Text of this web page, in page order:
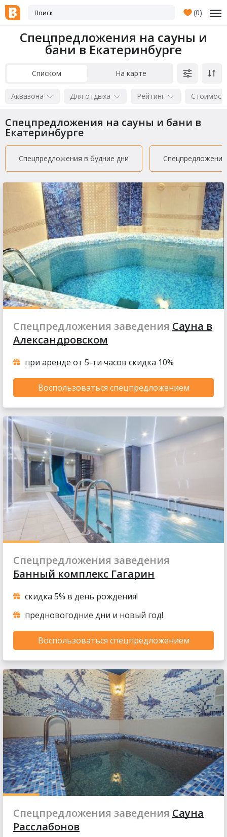
(0)
Спецпредложения на сауны и
бани в Екатеринбурге
Списком На карте
Аквазона Для отдыха Рейтинг
Спецпредложения на сауны и бани в
Екатеринбурге
Спецпредложения в будние дни
Спецпредложения заведения Сауна в
Александровском
при аренде от 5-ти часов скидка 10%
Воспользоваться спецпредложением
Спецпредложения заведения
Банный комплекс Гагарин
скидка 5% в день рождения!
предновогодние дни и новый год!
Воспользоваться спецпредложением
Спецпредложения заведения Сауна
Расслабонов